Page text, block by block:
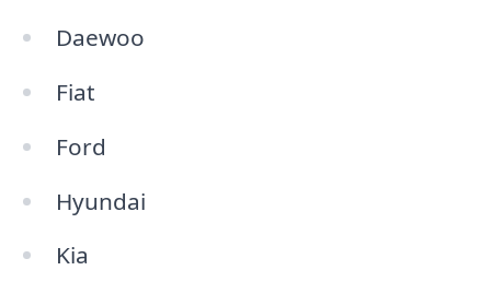
Daewoo
Fiat
Ford
Hyundai
Kia